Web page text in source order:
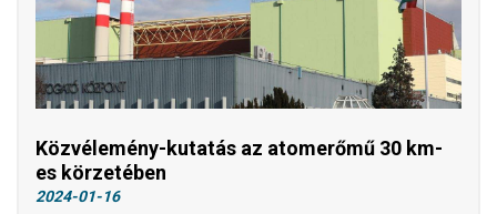
Közvélemény-kutatás az atomerőmű 30 km-
es körzetében
2024-01-16